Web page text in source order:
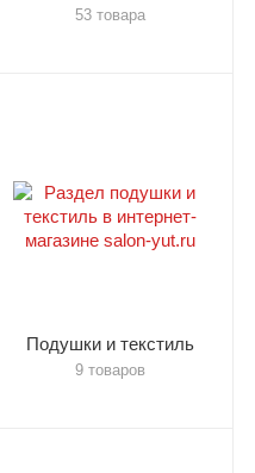
53 товара
Подушки и текстиль
9 товаров